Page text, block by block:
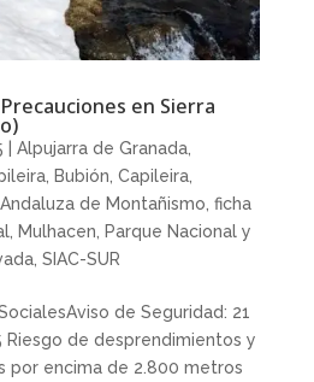
en Sierra
Alpujarra de Granada,
, Bubión Capileira,
de Montañismo ficha
, Mulhacen
Parque Nacional y
, SIAC-SUR
de Seguridad: 21
Riesgo de desprendimientos y
por encima de 2.800 metros